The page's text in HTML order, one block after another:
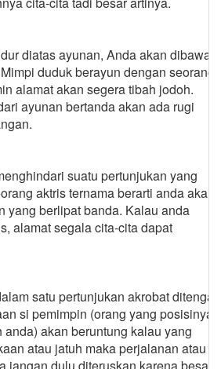
diatas ayunan, Anda akan dibawah
duduk berayun dengan seorang
alamat akan segera tibah jodoh.
ayunan bertanda akan ada rugi
suatu pertunjukan yang
aktris ternama berarti anda akan
yang berlipat banda. Kalau anda
alamat segala cita-cita dapat
satu pertunjukan akrobat ditengah
si pemimpin (orang yang posisinya
akan beruntung kalau yang
atau jatuh maka perjalanan atau